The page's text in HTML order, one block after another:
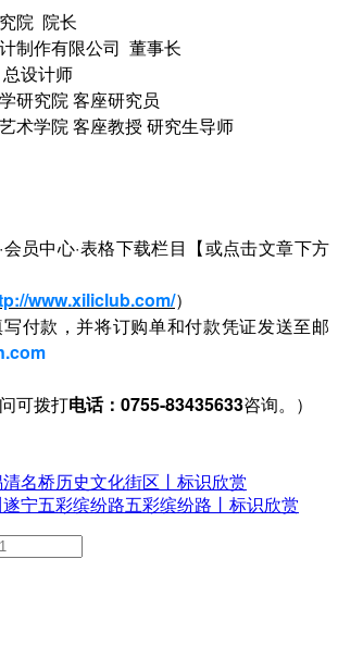
院 院长
制作有限公司 董事长
总设计师
研究院客座研究员
术学院客座教授 研究生导师
员中心·表格下载栏目【或点击文章下方
www.xiliclub.com/）
付款，并将订购单和付款凭证发送至邮
可拨打电话： 0755-83435633咨询。）
清名桥历史文化街区丨标识欣赏
遂宁五彩缤纷路五彩缤纷路丨标识欣赏